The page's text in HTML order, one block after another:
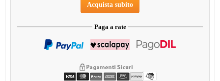
Acquista subito
Paga a rate